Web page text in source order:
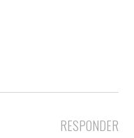
RESPONDER